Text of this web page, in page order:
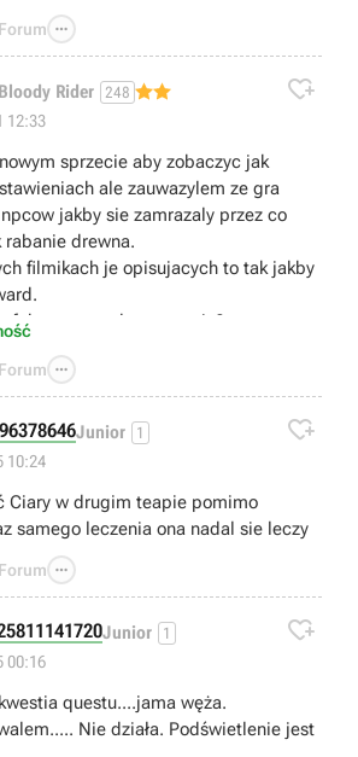
Forum 
Bloody Rider 248
12:33

sprzecie aby zobaczyc jak
ale zauwazylem ze gra
jakby sie zamrazaly przez co
drewna.
filmikach je opisujacych to tak jakby
komentowal ta sytuacje?
Forum 
Junior 1
10:24

Ciary w drugim teapie pomimo
samego leczenia ona nadal sie leczy
Forum 
Junior 1
00:16

questu....jama węża.
Nie działa. Podświetlenie jest